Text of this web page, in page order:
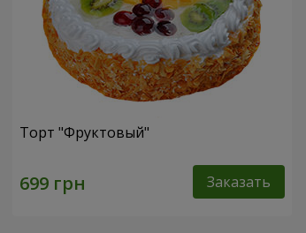
Торт "Фруктовый"
Заказать